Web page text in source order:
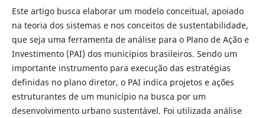
Este artigo busca elaborar um modelo conceitual, apoiado
na teoria dos sistemas e nos conceitos de sustentabilidade,
que seja uma ferramenta de análise para o Plano de Ação e
Investimento (PAI) dos municípios brasileiros. Sendo um
importante instrumento para execução das estratégias
definidas no plano diretor, o PAI indica projetos e ações
estruturantes de um município na busca por um
desenvolvimento urbano sustentável. Foi utilizada análise